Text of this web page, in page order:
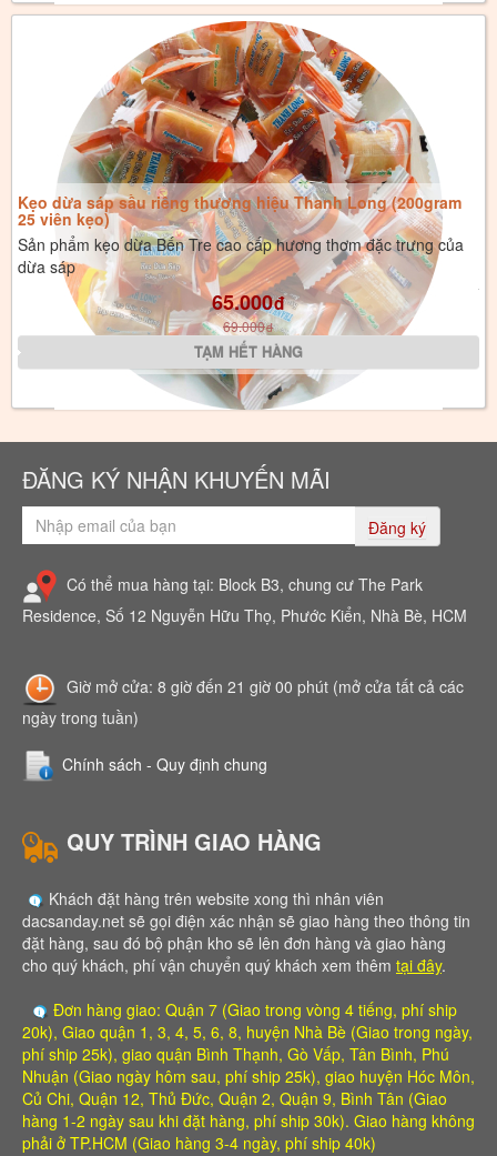
Kẹo dừa sáp sầu riêng thương hiệu Thanh Long (200gram
25 viên kẹo)
Sản phẩm kẹo dừa Bến Tre cao cấp hương thơm đặc trưng của
dừa sáp
65.000đ
69.000đ
ĐĂNG KÝ NHẬN KHUYẾN MÃI
Đăng ký
Có thể mua hàng tại: Block B3, chung cư The Park
Residence, Số 12 Nguyễn Hữu Thọ, Phước Kiển, Nhà Bè, HCM
Giờ mở cửa: 8 giờ đến 21 giờ 00 phút (mở cửa tất cả các
ngày trong tuần)
Chính sách - Quy định chung
QUY TRÌNH GIAO HÀNG
Khách đặt hàng trên website xong thì nhân viên
dacsanday.net sẽ gọi điện xác nhận sẽ giao hàng theo thông tin
đặt hàng, sau đó bộ phận kho sẽ lên đơn hàng và giao hàng
cho quý khách, phí vận chuyển quý khách xem thêm tại đây.
Đơn hàng giao: Quận 7 (Giao trong vòng 4 tiếng, phí ship
20k), Giao quận 1, 3, 4, 5, 6, 8, huyện Nhà Bè (Giao trong ngày,
phí ship 25k), giao quận Bình Thạnh, Gò Vấp, Tân Bình, Phú
Nhuận (Giao ngày hôm sau, phí ship 25k), giao huyện Hóc Môn,
Củ Chi, Quận 12, Thủ Đức, Quận 2, Quận 9, Bình Tân (Giao
hàng 1-2 ngày sau khi đặt hàng, phí ship 30k). Giao hàng không
phải ở TP.HCM (Giao hàng 3-4 ngày, phí ship 40k)